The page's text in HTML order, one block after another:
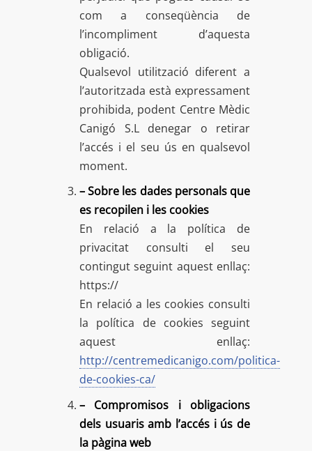
com a conseqüència de
l’incompliment d’aquesta
obligació.
Qualsevol utilització diferent a
l’autoritzada està expressament
prohibida, podent Centre Mèdic
Canigó S.L denegar o retirar
l’accés i el seu ús en qualsevol
moment.
– Sobre les dades personals que
es recopilen i les cookies
En relació a la política de
privacitat consulti el seu
contingut seguint aquest enllaç:
https://
En relació a les cookies consulti
la política de cookies seguint
aquest enllaç:
http://centremedicanigo.com/politica-
de-cookies-ca/
– Compromisos i obligacions
dels usuaris amb l’accés i ús de
la pàgina web